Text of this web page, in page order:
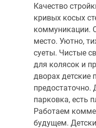
Качество
кривых косых
коммуникации.
место. Уютно,
суеты. Чистые
для колясок и
дворах
парковка, есть
Работаем
будущем.